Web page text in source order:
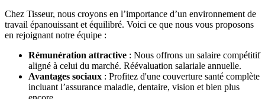
Chez Tisseur, nous croyons en l’importance d’un environnement de
travail épanouissant et équilibré. Voici ce que nous vous proposons
en rejoignant notre équipe :
Rémunération attractive : Nous offrons un salaire compétitif
aligné à celui du marché. Réévaluation salariale annuelle.
Avantages sociaux : Profitez d'une couverture santé complète
incluant l’assurance maladie, dentaire, vision et bien plus